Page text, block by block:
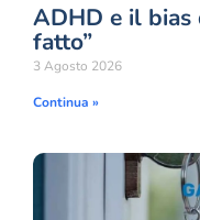
ADHD e il bias
fatto”
3 Agosto 2026
Continua »